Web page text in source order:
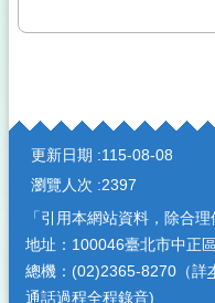
:::
更新日期
115-08-08
瀏覽人次
2397
「引用本網站資料，除合
地址：100046臺北市中正
總機：(02)2365-8270（詳
通話過程全程錄音)